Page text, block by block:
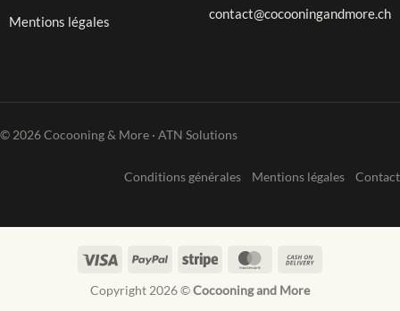
Mentions légales contact@cocooningandmore.ch
© 2026 Cocooning & More · ATN Solutions
Conditions générales Mentions légales Contact
Visa PayPal Stripe MasterCard
Copyright 2026 ©Cocooning and More